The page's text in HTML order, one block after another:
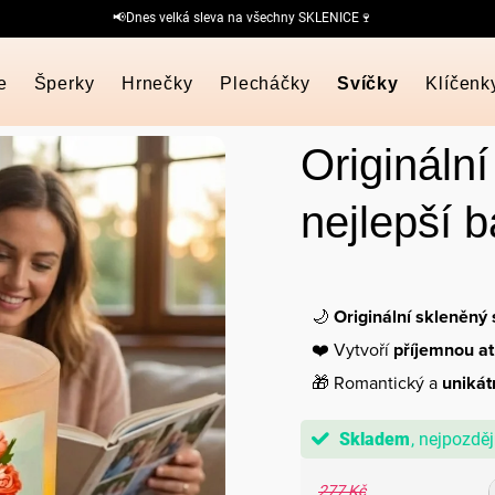
📢Dnes velká sleva na všechny SKLENICE🍷
Šperky Hrnečky Plecháčky Svíčky
nejlepší
🌙 Originální skleněný
❤️ Vytvořípříjemnou
🎁 Romantický a
Skladem
277 Kč